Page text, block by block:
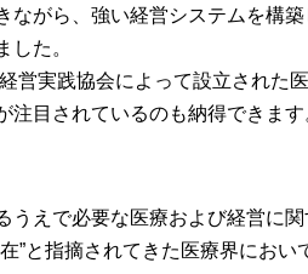
ながら、強い経営システムを構
した。
営実践協会によって設立された
注目されているのも納得できます
うえで必要な医療および経営に
”と指摘されてきた医療界にお